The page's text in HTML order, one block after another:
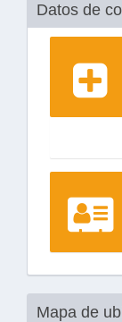
Datos de
Mapa de